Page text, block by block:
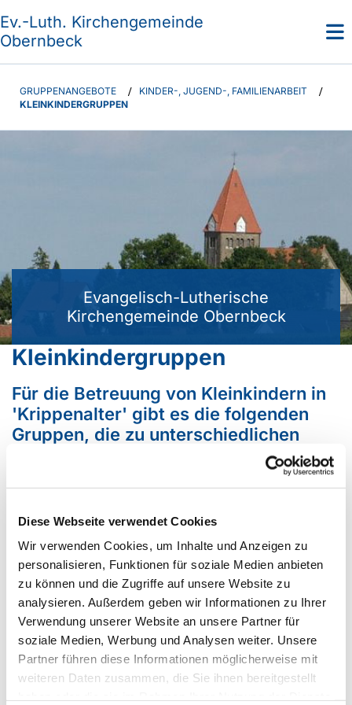
Diese Webseite verwendet Cookies
Wir verwenden Cookies, um Inhalte und Anzeigen zu
personalisieren, Funktionen für soziale Medien anbieten
zu können und die Zugriffe auf unsere Website zu
analysieren. Außerdem geben wir Informationen zu Ihrer
Verwendung unserer Website an unsere Partner für
soziale Medien, Werbung und Analysen weiter. Unsere
Partner führen diese Informationen möglicherweise mit
weiteren Daten zusammen, die Sie ihnen bereitgestellt
Ev.-Luth. Kirchengemeinde
Obernbeck
GRUPPENANGEBOTE / KINDER-, JUGEND-, FAMILIENARBEIT /
KLEINKINDERGRUPPEN
Evangelisch-Lutherische
Kirchengemeinde Obernbeck
Kleinkindergruppen
Für die Betreuung von Kleinkindern in
'Krippenalter' gibt es die folgenden
Gruppen, die zu unterschiedlichen
Die Kirchenknirpse
Die Kinderbetreuung bei den Kirchenknirpsen wird
zurzeit bis auf weiteres nicht angeboten.
Spielgruppe Mutter-Kind
Die Spielgruppe Eltern-Kind ist eine lockere Runde
von Müttern mit Kleinkindern ab dem Krabbelalter bis
zu 3 Jahren.
Sie trifft sich normalerweise jeden Dienstag und jeden